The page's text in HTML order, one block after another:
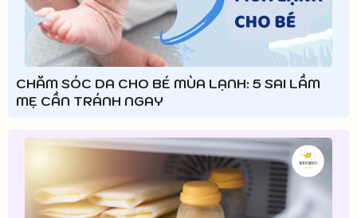
CHĂM SÓC DA CHO BÉ MÙA LẠNH: 5 SAI LẦM
MẸ CẦN TRÁNH NGAY